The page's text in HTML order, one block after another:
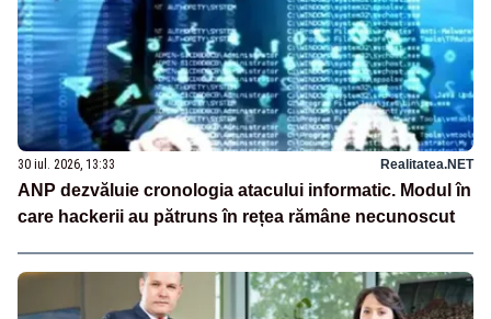
30 iul. 2026, 13:33 Realitatea.NET
ANP dezvăluie cronologia atacului informatic. Modul în
care hackerii au pătruns în rețea rămâne necunoscut